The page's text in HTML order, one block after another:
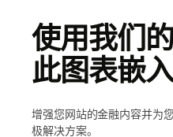
使用我们
此图表嵌
增强您网站的金融内容并为
极解决方案。